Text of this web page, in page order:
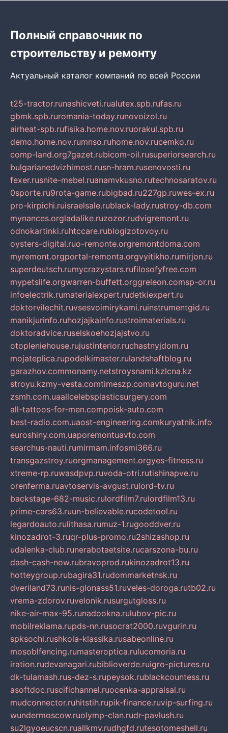
Полный справочник по
строительству и ремонту
Актуальный каталог компаний по всей России
t25-tractor.runashicveti.rualutex.spb.rufas.ru
gbmk.spb.ruromania-today.runovoizol.ru
airheat-spb.rufisika.home.nov.ruorakul.spb.ru
demo.home.nov.rumnso.ruhome.nov.rucemko.ru
comp-land.org7gazet.rubicom-oil.rusuperiorsearch.ru
bulgarianedvizhimost.rusn-hram.rusenovosti.ru
fexer.rusnite-mebel.ruanamvkusno.rutechnosaratov.ru
0sporte.ru9rota-game.rubigbad.ru227gp.ruwes-ex.ru
pro-kirpichi.ruisraelsale.rublack-lady.rustroy-db.com
mynances.orgladalike.ruzozor.rudvigremont.ru
odnokartinki.ruhtccare.rublogizotovoy.ru
oysters-digital.ruo-remonte.orgremontdoma.com
myremont.orgportal-remonta.orgvyitikho.rumirjon.ru
superdeutsch.rumycrazystars.rufilosofyfree.com
mypetslife.orgwarren-buffett.orggreleon.comsp-or.ru
infoelectrik.rumaterialexpert.rudetkiexpert.ru
doktorvilechit.ruvsesvoimirykami.ruinstrumentgid.ru
manikjurinfo.ruhozjajkainfo.rustroimaterials.ru
doktoradvice.ruselskoehozjajstvo.ru
otopleniehouse.rujustinterior.ruchastnyjdom.ru
mojateplica.rupodelkimaster.rulandshaftblog.ru
garazhov.commonamy.netstroysnami.kzlcna.kz
stroyu.kzmy-vesta.comtimeszp.comavtoguru.net
zsmh.com.uaallcelebsplasticsurgery.com
all-tattoos-for-men.compoisk-auto.com
best-radio.com.uaost-engineering.comkuryatnik.info
euroshiny.com.uaporemontuavto.com
searchus-nauti.rumirmam.infosmi366.ru
transgazstroy.ruorgmanagement.orgyes-fitness.ru
xtreme-rp.ruwasdpvp.ruvoda-otri.rutishinapve.ru
orenferma.ruavtoservis-avgust.rulord-tv.ru
backstage-682-music.rulordfilm7.rulordfilm13.ru
prime-cars63.ruun-believable.rucodetool.ru
legardoauto.rulithasa.rumuz-1.rugooddver.ru
kinozadrot-3.ruqr-plus-promo.ru2shizashop.ru
udalenka-club.runerabotaetsite.rucarszona-bu.ru
dash-cash-now.rubravoprod.rukinozadrot13.ru
hotteygroup.rubagira31.rudommarketnsk.ru
dveriland73.runis-glonass51.ruveles-doroga.rutb02.ru
vrema-zdorov.ruvelonik.rusurgutgloss.ru
nike-air-max-95.runadookna.rulubov-pic.ru
mobilreklama.rupds-nn.rusocrat2000.ruvgurin.ru
spksochi.rushkola-klassika.rusabeonline.ru
mosoblfencing.rumasteroptica.rulucomoria.ru
iration.rudevanagari.rubiblioverde.ruigro-pictures.ru
dk-tulamash.rus-dez-s.rupeysok.rublackcountess.ru
asoftdoc.ruscifichannel.ruocenka-appraisal.ru
mudconnector.ruhitstih.rupik-finance.ruvip-surfing.ru
wundermoscow.ruolymp-clan.rudr-pavlush.ru
su2lgyoeucscn.ruallkmv.rudhgfd.rutesotomeshell.ru